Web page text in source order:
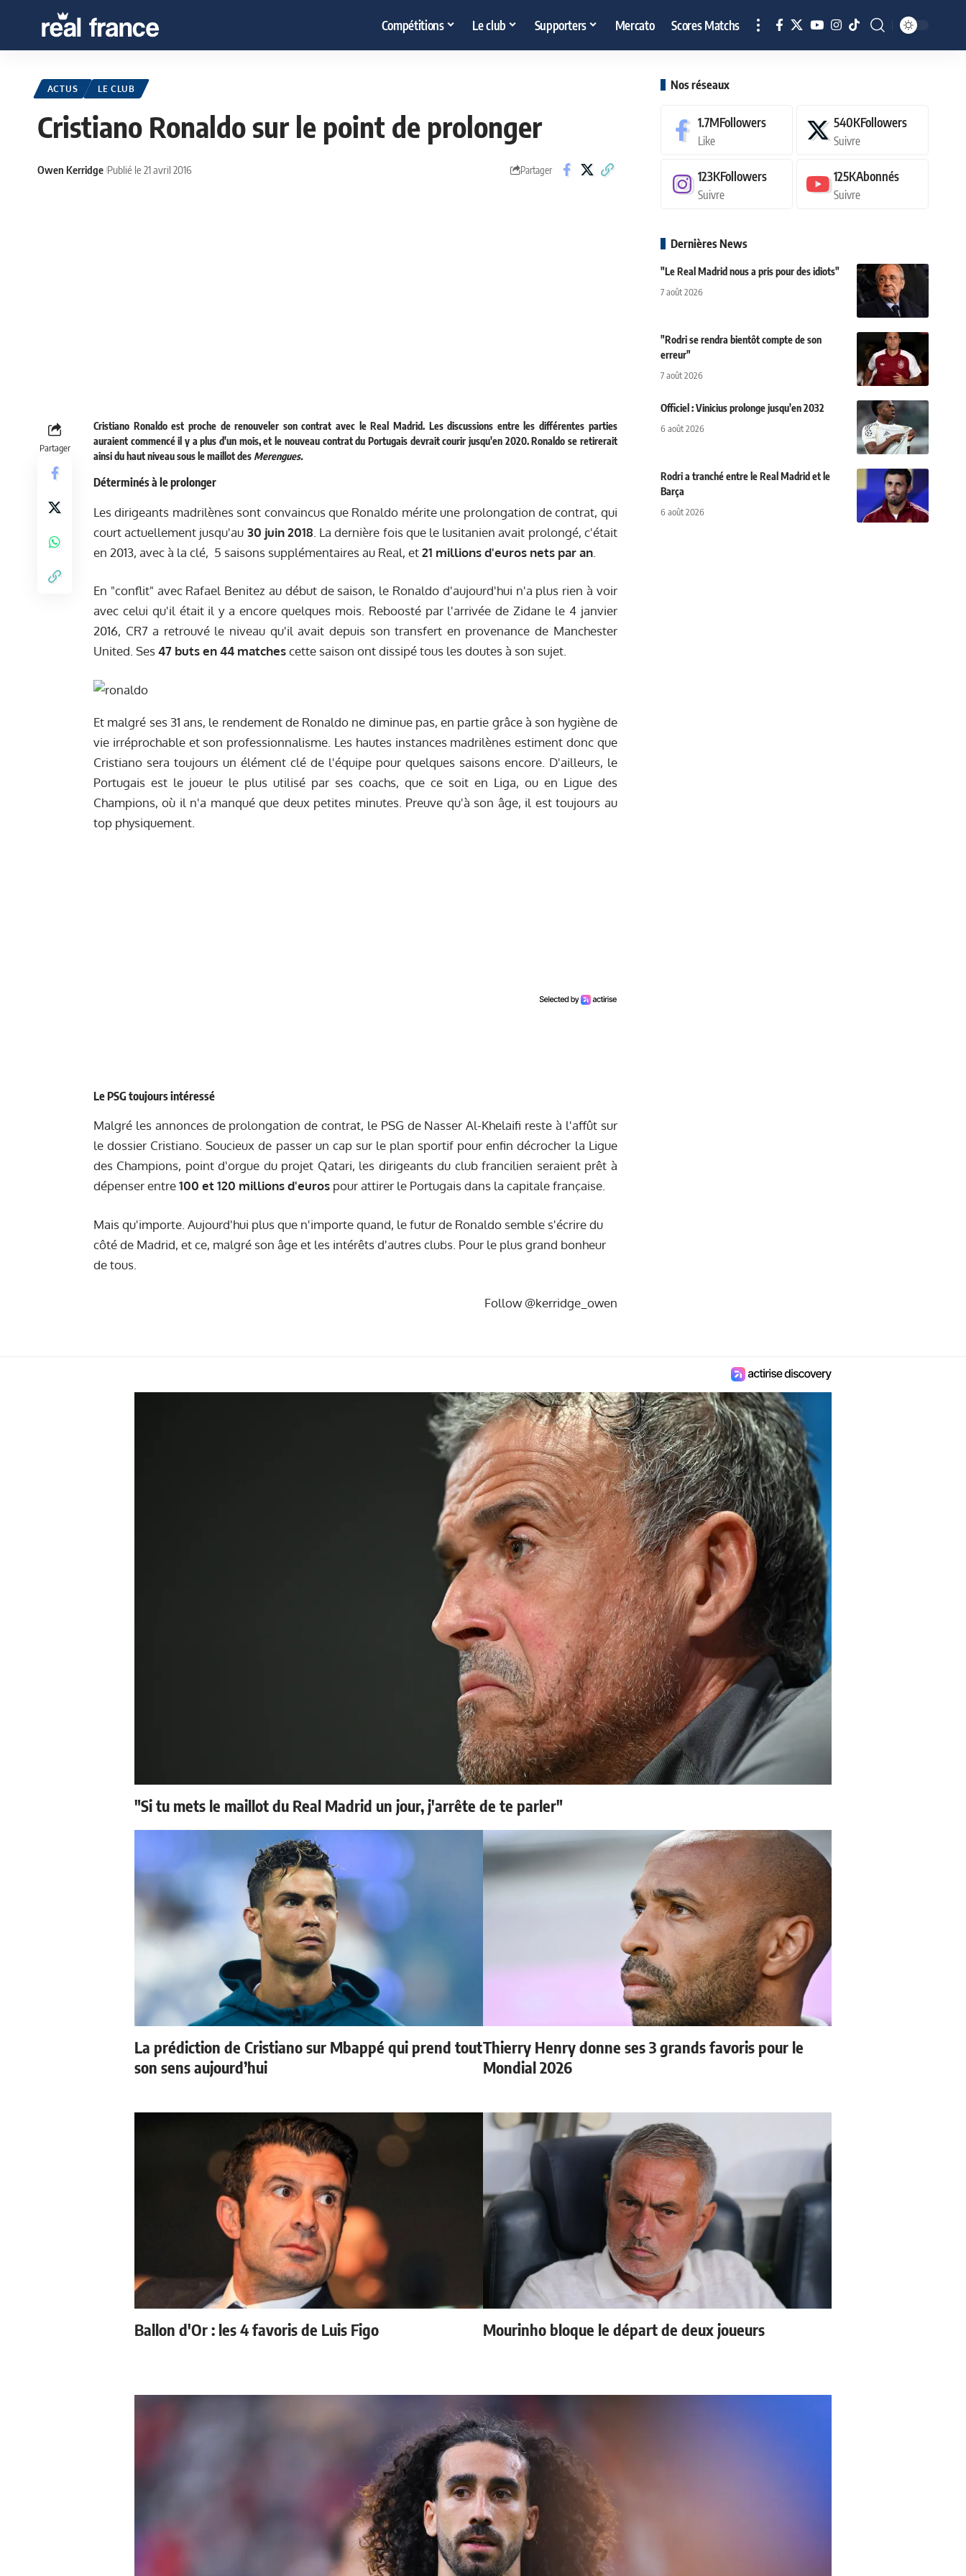
Compétitions Le club Supporters Mercato Scores Matchs
ACTUS LE CLUB
Cristiano Ronaldo sur le point de prolonger
Owen Kerridge Publié le 21 avril 2016 Partager
Partager
Cristiano Ronaldo est proche de renouveler son contrat avec le Real Madrid. Les discussions entre les différentes parties
auraient commencé il y a plus d'un mois, et le nouveau contrat du Portugais devrait courir jusqu'en 2020. Ronaldo se retirerait
ainsi du haut niveau sous le maillot des Merengues.
Déterminés à le prolonger
Les dirigeants madrilènes sont convaincus que Ronaldo mérite une prolongation de contrat, qui
court actuellement jusqu'au 30 juin 2018 . La dernière fois que le lusitanien avait prolongé, c'était
en 2013, avec à la clé, 5 saisons supplémentaires au Real, et21 millions d'euros nets par an
En "conflit" avec Rafael Benitez au début de saison, le Ronaldo d'aujourd'hui n'a plus rien à voir
avec celui qu'il était il y a encore quelques mois. Reboosté par l'arrivée de Zidane le 4 janvier
2016, CR7 a retrouvé le niveau qu'il avait depuis son transfert en provenance de Manchester
United. Ses47 buts en 44 matchescette saison ont dissipé tous les doutes à son sujet.
Et malgré ses 31 ans, le rendement de Ronaldo ne diminue pas, en partie grâce à son hygiène de
vie irréprochable et son professionnalisme. Les hautes instances madrilènes estiment donc que
Cristiano sera toujours un élément clé de l'équipe pour quelques saisons encore. D'ailleurs, le
Portugais est le joueur le plus utilisé par ses coachs, que ce soit en Liga, ou en Ligue des
Champions, où il n'a manqué que deux petites minutes. Preuve qu'à son âge, il est toujours au
top physiquement.
Le PSG toujours intéressé
Malgré les annonces de prolongation de contrat, le PSG de Nasser Al-Khelaifi reste à l'affût sur
le dossier Cristiano. Soucieux de passer un cap sur le plan sportif pour enfin décrocher la Ligue
des Champions, point d'orgue du projet Qatari, les dirigeants du club francilien seraient prêt à
dépenser entre100 et 120 millions d'euros pourattirer le Portugaisdans la capitale française.
Mais qu'importe. Aujourd'hui plus que n'importe quand, le futur de Ronaldo semble s'écrire du
côté de Madrid, et ce, malgré son âge et les intérêts d'autres clubs. Pour le plus grand bonheur
de tous.
Follow @kerridge_owen
Nos réseaux
1.7MFollowers
Like
540KFollowers
Suivre
123KFollowers
Suivre
125KAbonnés
Suivre
Dernières News
"Le Real Madrid nous a pris pour des idiots"
7 août 2026
"Rodri se rendra bientôt compte de son
erreur"
7 août 2026
Officiel : Vinicius prolonge jusqu'en 2032
6 août 2026
Rodri a tranché entre le Real Madrid et le
Barça
6 août 2026
"Si tu mets le maillot du Real Madrid un jour, j'arrête de te parler"
La prédiction de Cristiano sur Mbappé qui prend tout
son sens aujourd’hui
Thierry Henry donne ses 3 grands favoris pour le
Mondial 2026
Ballon d'Or : les 4 favoris de Luis Figo Mourinho bloque le départ de deux joueurs